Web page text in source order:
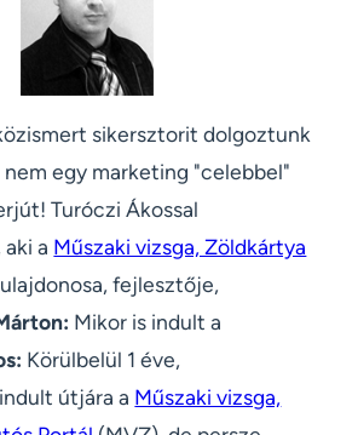
sikersztorit dolgoztunk
nem egy marketing "celebbel"
Turóczi Ákossal
a Műszaki vizsga, Zöldkártya
fejlesztője,
Mikor is indult a
Körülbelül 1 éve,
útjára a Műszaki vizsga,